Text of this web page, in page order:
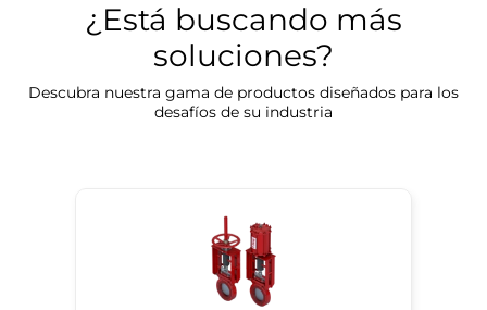
¿Está buscando más
soluciones?
Descubra nuestra gama de productos diseñados para los
desafíos de su industria